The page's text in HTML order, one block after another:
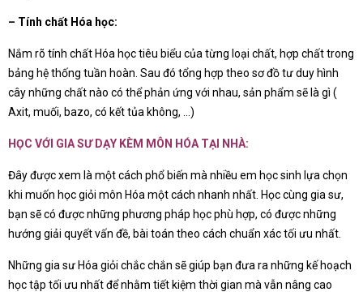
– Tính chất Hóa học:
Nắm rõ tính chất Hóa học tiêu biểu của từng loại chất, hợp chất trong
bảng hệ thống tuần hoàn. Sau đó tổng hợp theo sơ đồ tư duy hình
cây những chất nào có thể phản ứng với nhau, sản phẩm sẽ là gì (
Axit, muối, bazo, có kết tủa không, …)
HỌC VỚI GIA SƯ DẠY KÈM MÔN HÓA TẠI NHÀ:
Đây được xem là một cách phổ biến mà nhiều em học sinh lựa chọn
khi muốn học giỏi môn Hóa một cách nhanh nhất. Học cùng gia sư,
bạn sẽ có được những phương pháp học phù hợp, có được những
hướng giải quyết vấn đề, bài toán theo cách chuẩn xác tối ưu nhất.
Những gia sư Hóa giỏi chắc chắn sẽ giúp bạn đưa ra những kế hoạch
học tập tối ưu nhất để nhằm tiết kiệm thời gian mà vẫn nâng cao